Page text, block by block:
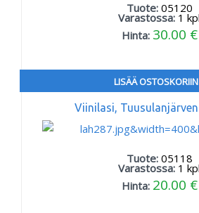
Tuote: 05120
Varastossa: 1 kpl
Hinta: 30.00 €
LISÄÄ OSTOSKORIIN
Viinilasi,
Tuote: 05118
Varastossa: 1 kpl
Hinta: 20.00 €